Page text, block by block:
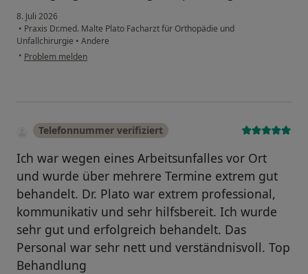
8. Juli 2026
• Praxis Dr.med. Malte Plato Facharzt für Orthopädie und
Unfallchirurgie • Andere
• Problem melden
Telefonnummer verifiziert
Ich war wegen eines Arbeitsunfalles vor Ort
und wurde über mehrere Termine extrem gut
behandelt. Dr. Plato war extrem professional,
kommunikativ und sehr hilfsbereit. Ich wurde
sehr gut und erfolgreich behandelt. Das
Personal war sehr nett und verständnisvoll. Top
Behandlung